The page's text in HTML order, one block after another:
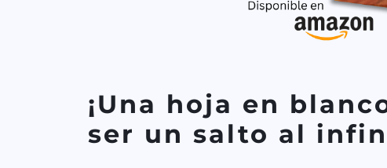
¡Una hoja en
ser un salto al